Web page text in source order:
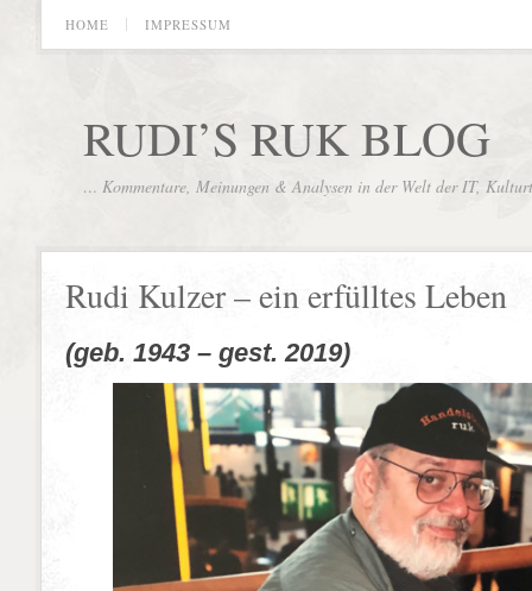
HOME IMPRESSUM
RUDI’S RUK BLOG
… Kommentare, Meinungen & Analysen in der Welt der IT,
Rudi Kulzer – ein erfülltes Leben
(geb. 1943 – gest. 2019)